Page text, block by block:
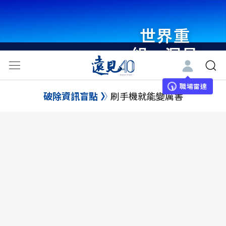
世界重
組・洞見
未來 與
世界領袖
職場雷達
破除資訊盲點 刷手機就能變厲害